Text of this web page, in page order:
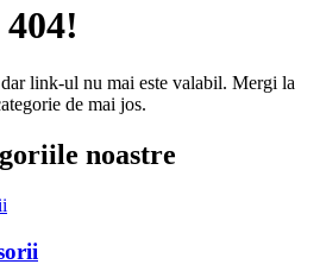
link-ul nu mai este valabil. Mergi la
de mai jos.
noastre